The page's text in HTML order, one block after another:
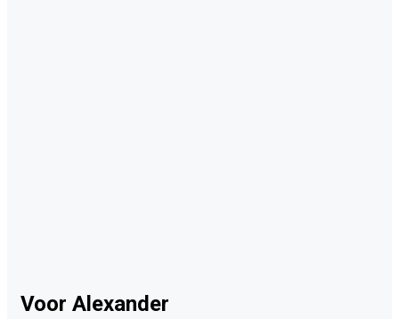
Voor Alexander